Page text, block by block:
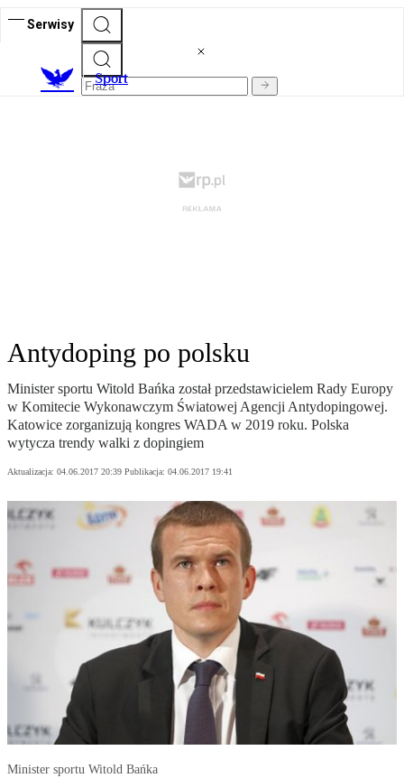
Serwisy
Sport
Antydoping po polsku
Minister sportu Witold Bańka został przedstawicielem Rady Europy
w Komitecie Wykonawczym Światowej Agencji Antydopingowej.
Katowice zorganizują kongres WADA w 2019 roku. Polska
wytycza trendy walki z dopingiem
Aktualizacja: 04.06.2017 20:39 Publikacja: 04.06.2017 19:41
Minister sportu Witold Bańka